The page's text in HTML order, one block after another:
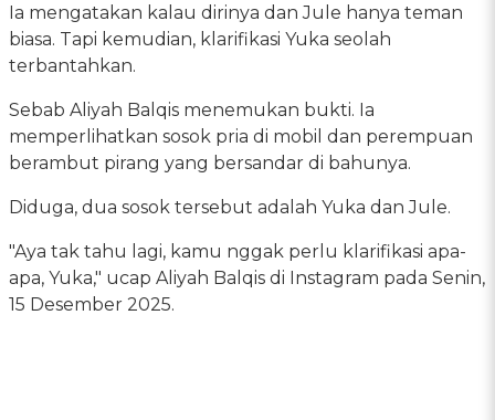
Ia mengatakan kalau dirinya dan Jule hanya teman
biasa. Tapi kemudian, klarifikasi Yuka seolah
terbantahkan.
Sebab Aliyah Balqis menemukan bukti. Ia
memperlihatkan sosok pria di mobil dan perempuan
berambut pirang yang bersandar di bahunya.
Diduga, dua sosok tersebut adalah Yuka dan Jule.
"Aya tak tahu lagi, kamu nggak perlu klarifikasi apa-
apa, Yuka," ucap Aliyah Balqis di Instagram pada Senin,
15 Desember 2025.